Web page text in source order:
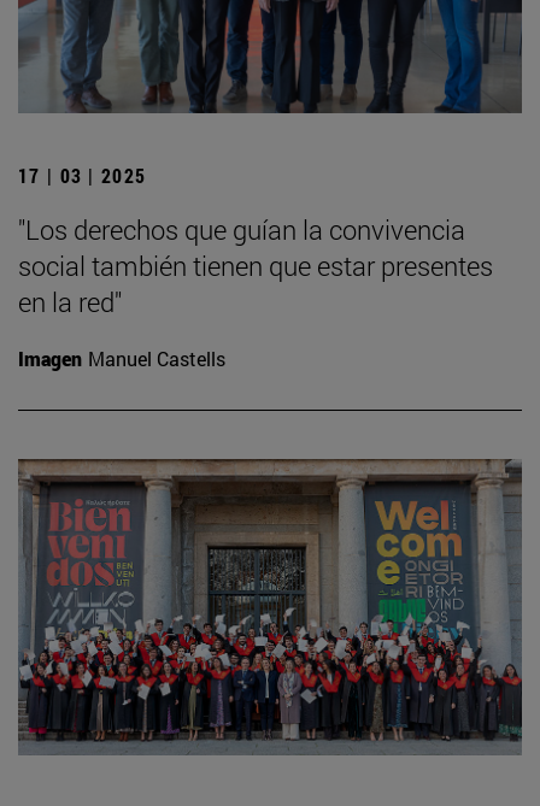
17 | 03 | 2025
"Los derechos que guían la convivencia
social también tienen que estar presentes
en la red"
Imagen Manuel Castells